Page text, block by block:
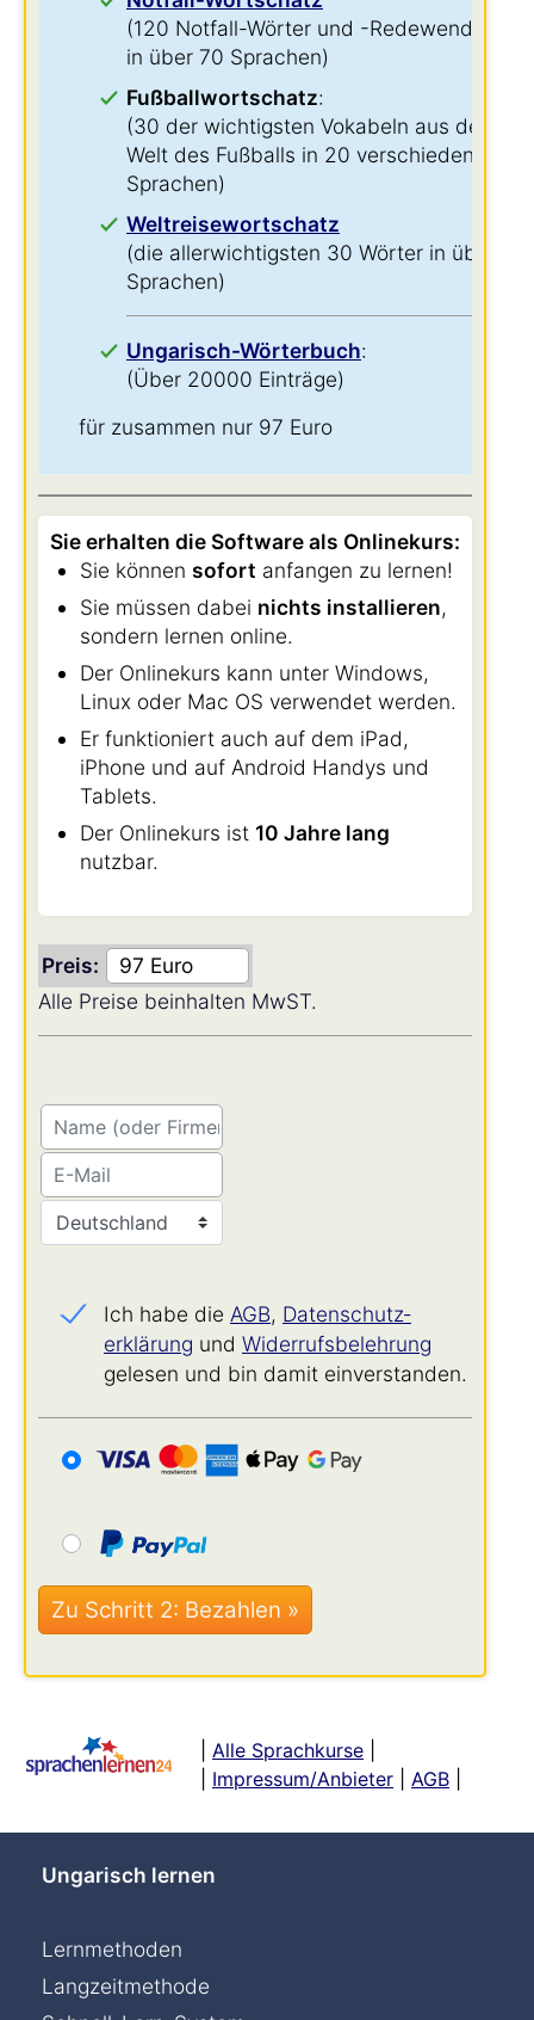
(120 Notfall-Wörter und -Redewendungen
in über 70 Sprachen)
Fußballwortschatz:
(30 der wichtigsten Vokabeln aus der
Welt des Fußballs in 20 verschiedenen
Sprachen)
Weltreisewortschatz
(die allerwichtigsten 30 Wörter in über 60
Sprachen)
Ungarisch-Wörterbuch:
(Über 20000 Einträge)
für zusammen nur 97 Euro
Sie erhalten die Software als Onlinekurs:
Sie können sofort anfangen zu lernen!
Sie müssen dabei nichts installieren,
sondern lernen online.
Der Onlinekurs kann unter Windows,
Linux oder Mac OS verwendet werden.
Er funktioniert auch auf dem iPad,
iPhone und auf Android Handys und
Tablets.
Der Onlinekurs ist 10 Jahre lang
nutzbar.
Preis:
Alle Preise beinhalten MwST.
Ich habe die AGB, Datenschutz­
erklärung und Widerrufs­belehrung
gelesen und bin damit einverstanden.
Alle Sprachkurse
Impressum/Anbieter AGB
Ungarisch lernen
Lernmethoden
Langzeitmethode